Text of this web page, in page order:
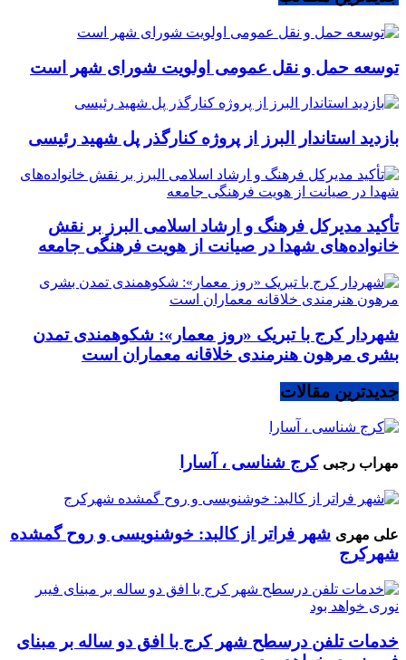
توسعه حمل و نقل عمومی اولویت شورای شهر است
بازدید استاندار البرز از پروژه کنارگذر پل شهید رئیسی
تأکید مدیرکل فرهنگ و ارشاد اسلامی البرز بر نقش
خانواده‌های شهدا در صیانت از هویت فرهنگی جامعه
شهردار کرج با تبریک «روز معمار»: شکوهمندی تمدن
بشری مرهون هنرمندی خلاقانه معماران است
جدیدترین مقالات
مهراب رجبی کرج شناسی ، آسارا
علی مهری شهر فراتر از کالبد: خوشنویسی و روح گمشده
شهرکرج
خدمات تلفن درسطح شهر کرج با افق دو ساله بر مبنای